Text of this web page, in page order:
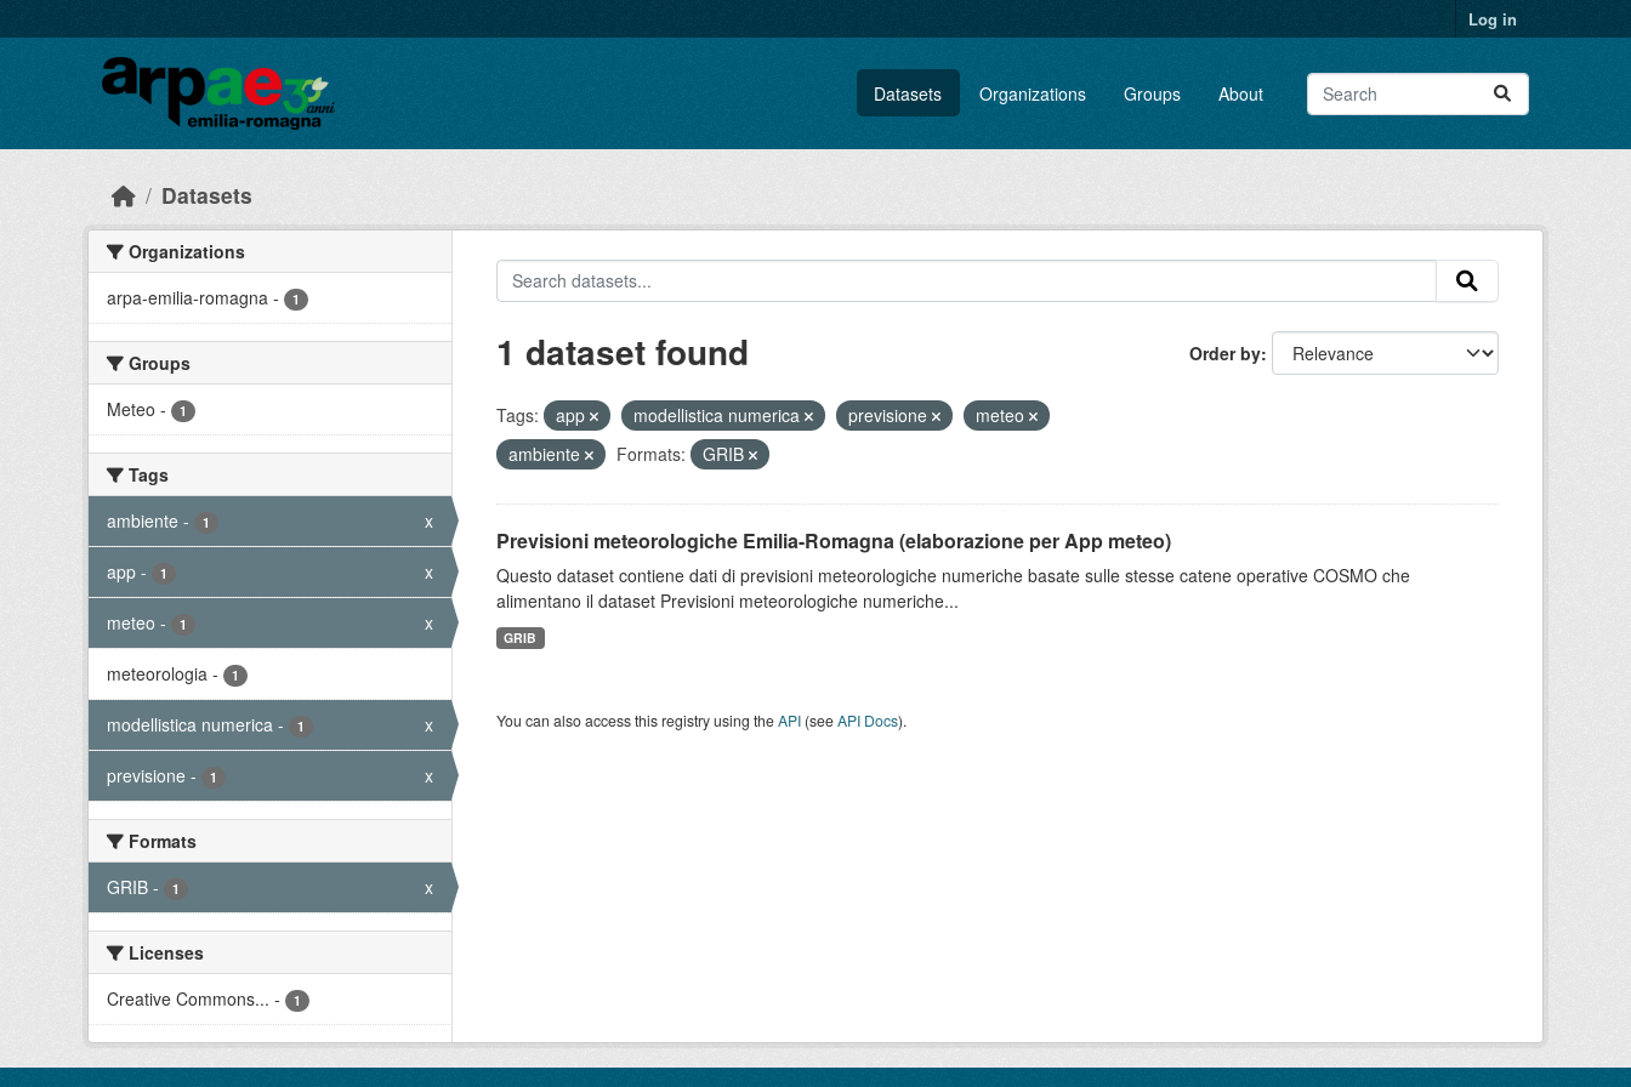
Log in
Datasets Organizations Groups About
Datasets
Organizations
arpa-emilia-romagna - 1
Groups
Meteo - 1
Tags
ambiente - 1 x
app - 1 x
meteo - 1 x
meteorologia - 1
modellistica numerica - 1 x
previsione - 1 x
Formats
GRIB - 1 x
Licenses
Creative Commons... - 1
Order by
1 dataset found
Tags: app modellistica numerica previsione
meteo
ambiente
Formats: GRIB
Previsioni meteorologiche Emilia-Romagna (elaborazione per App meteo)
Questo dataset contiene dati di previsioni meteorologiche numeriche basate sulle stesse catene operative COSMO che
alimentano il dataset Previsioni meteorologiche numeriche...
GRIB
You can also access this registry using theAPI(seeAPI Docs).